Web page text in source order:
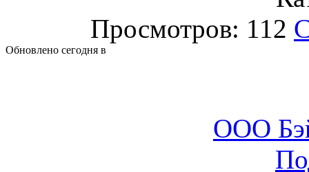
Просмотров: 112
Обновлено сегодня в
ООО